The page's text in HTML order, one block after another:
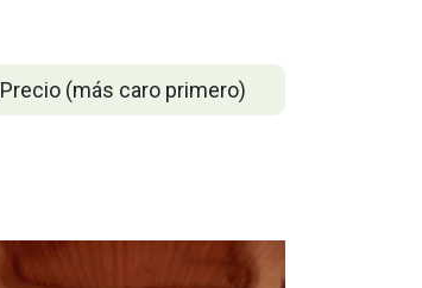
Precio (más caro primero)